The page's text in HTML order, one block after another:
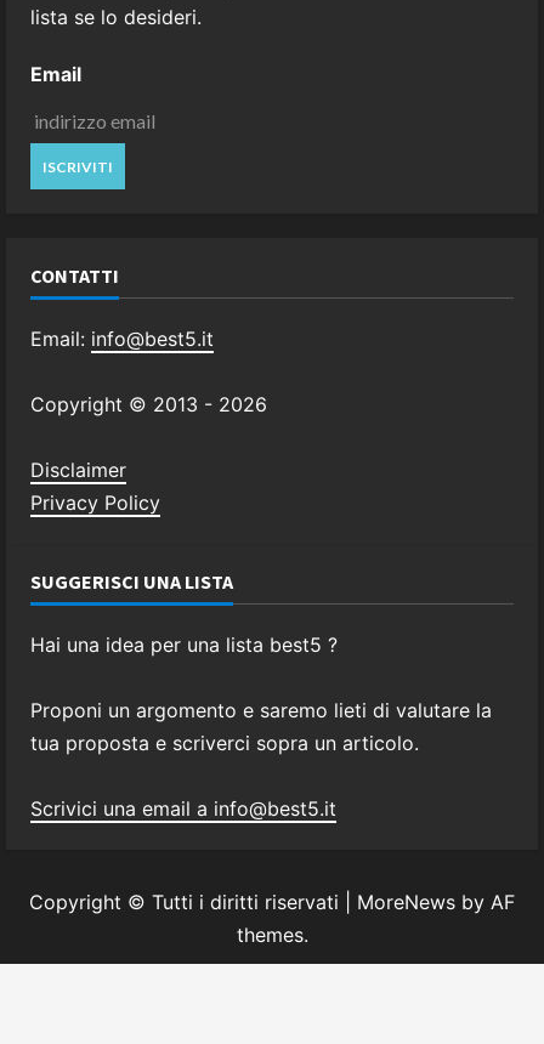
lista se lo desideri.
Email
CONTATTI
Email: info@best5.it
Copyright © 2013 - 2026
Disclaimer
Privacy Policy
SUGGERISCI UNA LISTA
Hai una idea per una lista best5 ?
Proponi un argomento e saremo lieti di valutare la
tua proposta e scriverci sopra un articolo.
Scrivici una email a info@best5.it
Copyright © Tutti i diritti riservati MoreNews by AF
themes.